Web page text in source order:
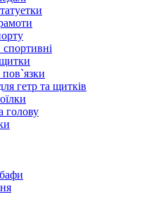
гетр та щитків
голову